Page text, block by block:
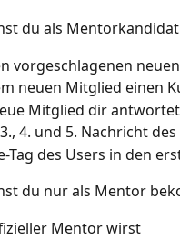
du als
vorgeschlagenen
neuen Mitglied einen
Mitglied dir antwortet
4. und 5. Nachricht
Tag des Users in den
du nur als Mentor
Mentor wirst